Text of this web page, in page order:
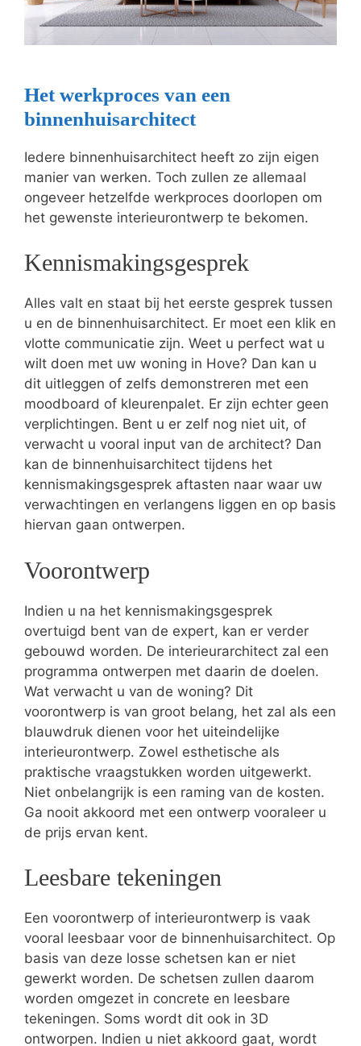
Het werkproces van een
binnenhuisarchitect
Iedere binnenhuisarchitect heeft zo zijn eigen
manier van werken. Toch zullen ze allemaal
ongeveer hetzelfde werkproces doorlopen om
het gewenste interieurontwerp te bekomen.
Kennismakingsgesprek
Alles valt en staat bij het eerste gesprek tussen
u en de binnenhuisarchitect. Er moet een klik en
vlotte communicatie zijn. Weet u perfect wat u
wilt doen met uw woning in Hove? Dan kan u
dit uitleggen of zelfs demonstreren met een
moodboard of kleurenpalet. Er zijn echter geen
verplichtingen. Bent u er zelf nog niet uit, of
verwacht u vooral input van de architect? Dan
kan de binnenhuisarchitect tijdens het
kennismakingsgesprek aftasten naar waar uw
verwachtingen en verlangens liggen en op basis
hiervan gaan ontwerpen.
Voorontwerp
Indien u na het kennismakingsgesprek
overtuigd bent van de expert, kan er verder
gebouwd worden. De interieurarchitect zal een
programma ontwerpen met daarin de doelen.
Wat verwacht u van de woning? Dit
voorontwerp is van groot belang, het zal als een
blauwdruk dienen voor het uiteindelijke
interieurontwerp. Zowel esthetische als
praktische vraagstukken worden uitgewerkt.
Niet onbelangrijk is een raming van de kosten.
Ga nooit akkoord met een ontwerp vooraleer u
de prijs ervan kent.
Leesbare tekeningen
Een voorontwerp of interieurontwerp is vaak
vooral leesbaar voor de binnenhuisarchitect. Op
basis van deze losse schetsen kan er niet
gewerkt worden. De schetsen zullen daarom
worden omgezet in concrete en leesbare
tekeningen. Soms wordt dit ook in 3D
ontworpen. Indien u niet akkoord gaat, wordt